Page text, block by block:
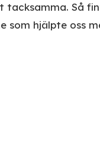
Så
som hjälpte oss